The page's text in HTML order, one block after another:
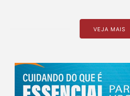
VEJA MAIS